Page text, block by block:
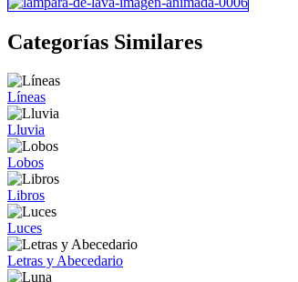
Categorías Similares
Líneas
Lluvia
Lobos
Libros
Luces
Letras y Abecedario